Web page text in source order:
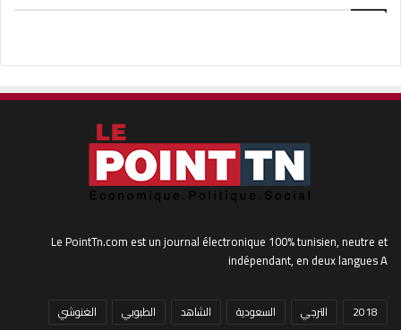
Le PointTn.com est un journal électronique 100% tunisien, neutre et
indépendant, en deux langues A
2018 الترجي السعودية الشاهد الطبوبي
الغنوشي